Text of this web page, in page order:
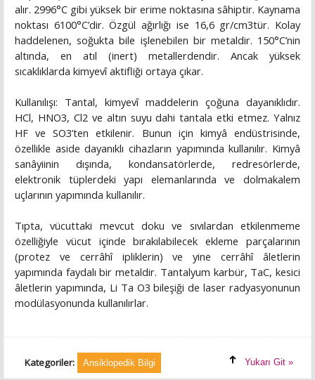
alır. 2996°C gibi yüksek bir erime noktasına sâhiptir. Kaynama
noktası 6100°C’dir. Özgül ağırlığı ise 16,6 gr/cm3tür. Kolay
haddelenen, soğukta bile işlenebilen bir metaldir. 150°C’nin
altında, en atıl (inert) metallerdendir. Ancak yüksek
sıcaklıklarda kimyevî aktifliği ortaya çıkar.
Kullanılışı: Tantal, kimyevî maddelerin çoğuna dayanıklıdır.
HCl, HNO3, Cl2 ve altın suyu dahi tantala etki etmez. Yalnız
HF ve SO3’ten etkilenir. Bunun için kimyâ endüstrisinde,
özellikle aside dayanıklı cihazların yapımında kullanılır. Kimyâ
sanâyiinin dışında, kondansatörlerde, redresörlerde,
elektronik tüplerdeki yapı elemanlarında ve dolmakalem
uçlarının yapımında kullanılır.
Tıpta, vücuttaki mevcut doku ve sıvılardan etkilenmeme
özelliğiyle vücut içinde bırakılabilecek ekleme parçalarının
(protez ve cerrâhî ipliklerin) ve yine cerrâhî âletlerin
yapımında faydalı bir metaldir. Tantalyum karbür, TaC, kesici
âletlerin yapımında, Li Ta O3 bileşiği de laser radyasyonunun
modülasyonunda kullanılırlar.
Kategoriler: Ansiklopedik Bilgi Yukarı Git »